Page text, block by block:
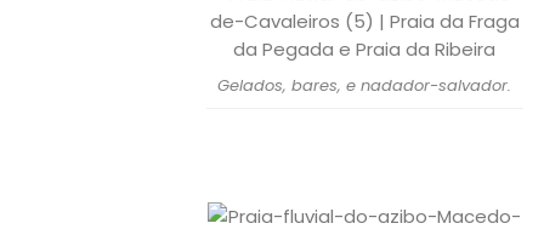
Gelados, bares, e nadador-salvador.